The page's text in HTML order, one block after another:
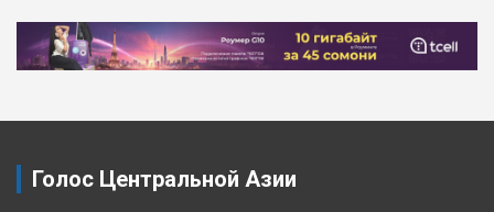
Голос Центральной Азии